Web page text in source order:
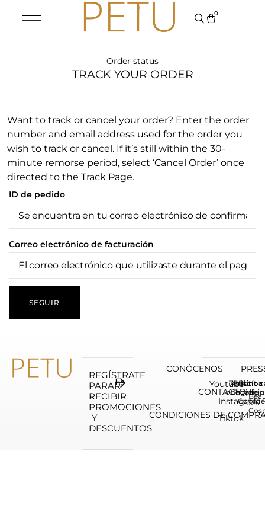
0
Order status
TRACK YOUR ORDER
Want to track or cancel your order? Enter the order
number and email address used for the order you
wish to track or cancel. If it’s still within the 30-
minute remorse period, select ‘Cancel Order’ once
directed to the Track Page.
ID de pedido
Correo electrónico de facturación
SEGUIR
REGÍSTRATE
PARAR
RECIBIR
PROMOCIONES
Y
DESCUENTOS
CONÓCENOS
CONTACTO
CONDICIONES DE
©
2026
Youtube
Instagram
Tiktok
Terninos
Aviso
Legal
Política
de